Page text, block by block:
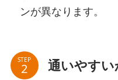
ンが異なります。
STEP 通いやすい